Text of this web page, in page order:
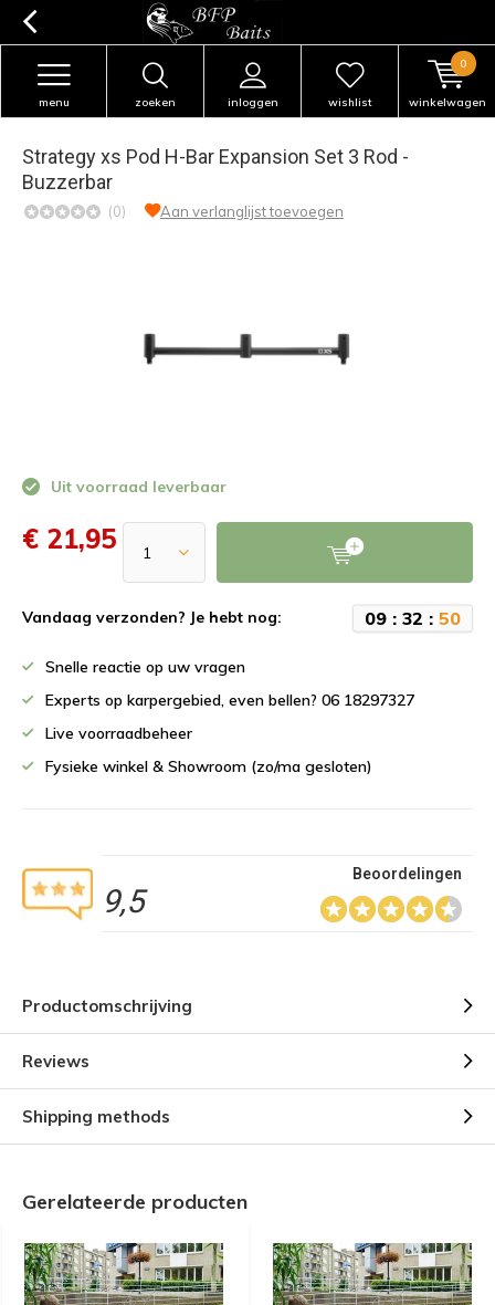
zoeken inloggen
menu wishlist winkelwagen
0
Strategy xs Pod H-Bar Expansion Set 3 Rod -
Buzzerbar
(0) Aan verlanglijst toevoegen
Uit voorraad leverbaar
€ 21,95
Vandaag verzonden? Je hebt nog: 09 : 32 : 50
Snelle reactie op uw vragen
Experts op karpergebied, even bellen? 06 18297327
Live voorraadbeheer
Fysieke winkel & Showroom (zo/ma gesloten)
9,5
Beoordelingen
Productomschrijving
Reviews
Shipping methods
Gerelateerde producten